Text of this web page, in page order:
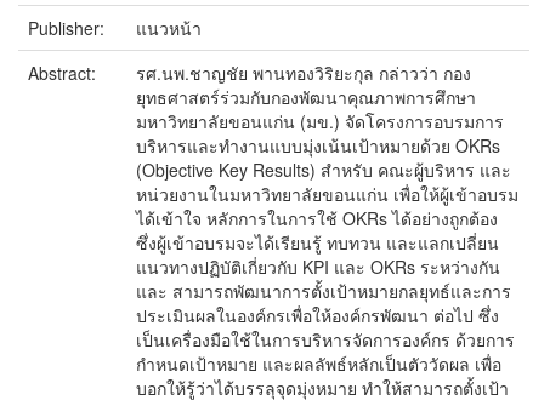
Publisher:
แนวหน้า
Abstract:
รศ.นพ.ชาญชัย พานทองวิริยะกุล กล่าวว่า กอง
ยุทธศาสตร์ร่วมกับกองพัฒนาคุณภาพการศึกษา
มหาวิทยาลัยขอนแก่น (มข.) จัดโครงการอบรมการ
บริหารและทำงานแบบมุ่งเน้นเป้าหมายด้วย OKRs
(Objective Key Results) สำหรับ คณะผู้บริหาร และ
หน่วยงานในมหาวิทยาลัยขอนแก่น เพื่อให้ผู้เข้าอบรม
ได้เข้าใจ หลักการในการใช้ OKRs ได้อย่างถูกต้อง
ซึ่งผู้เข้าอบรมจะได้เรียนรู้ ทบทวน และแลกเปลี่ยน
แนวทางปฏิบัติเกี่ยวกับ KPI และ OKRs ระหว่างกัน
และ สามารถพัฒนาการตั้งเป้าหมายกลยุทธ์และการ
ประเมินผลในองค์กรเพื่อให้องค์กรพัฒนา ต่อไป ซึ่ง
เป็นเครื่องมือใช้ในการบริหารจัดการองค์กร ด้วยการ
กำหนดเป้าหมาย และผลลัพธ์หลักเป็นตัววัดผล เพื่อ
บอกให้รู้ว่าได้บรรลุจุดมุ่งหมาย ทำให้สามารถตั้งเป้า